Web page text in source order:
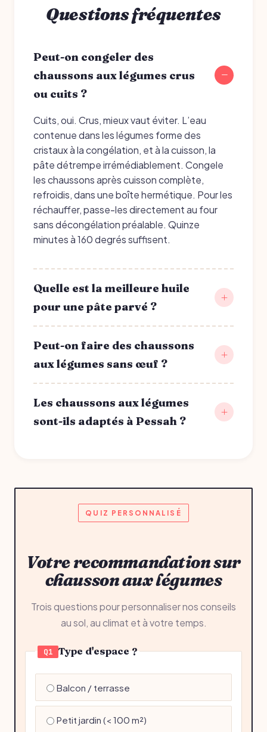
Questions fréquentes
Peut-on congeler des
chaussons aux légumes crus
ou cuits ?
Cuits, oui. Crus, mieux vaut éviter. L’eau
contenue dans les légumes forme des
cristaux à la congélation, et à la cuisson, la
pâte détrempe irrémédiablement. Congele
les chaussons après cuisson complète,
refroidis, dans une boîte hermétique. Pour les
réchauffer, passe-les directement au four
sans décongélation préalable. Quinze
minutes à 160 degrés suffisent.
Quelle est la meilleure huile
pour une pâte parvé ?
Peut-on faire des chaussons
aux légumes sans œuf ?
Les chaussons aux légumes
sont-ils adaptés à Pessah ?
QUIZ PERSONNALISÉ
Votre recommandation sur
chausson aux légumes
Trois questions pour personnaliser nos conseils
au sol, au climat et à votre temps.
Q1 Type d'espace ?
Balcon / terrasse
Petit jardin (< 100 m²)